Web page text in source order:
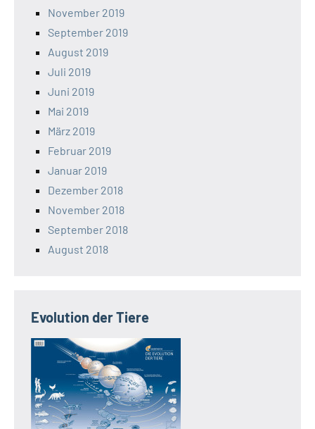
November 2019
September 2019
August 2019
Juli 2019
Juni 2019
Mai 2019
März 2019
Februar 2019
Januar 2019
Dezember 2018
November 2018
September 2018
August 2018
Evolution der Tiere